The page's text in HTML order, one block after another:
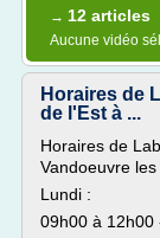
→ 12 articles
Aucune vidéo
Horaires de
de l'Est à ...
Horaires de
Vandoeuvre
Lundi :
09h00 à 12h00